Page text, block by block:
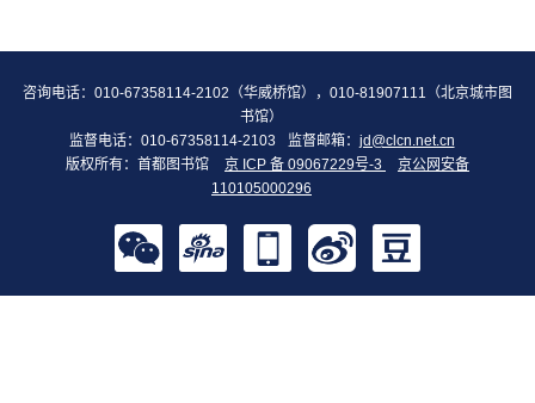
咨询电话：010-67358114-2102（华威桥馆），010-81907111（北京城市图
书馆）
监督电话：010-67358114-2103
监督邮箱： jd@clcn.net.cn
版权所有：首都图书馆
京 ICP 备 09067229号-3
京公网安备
110105000296